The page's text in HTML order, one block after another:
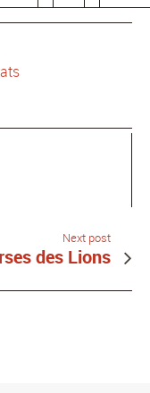
Next post
des Lions